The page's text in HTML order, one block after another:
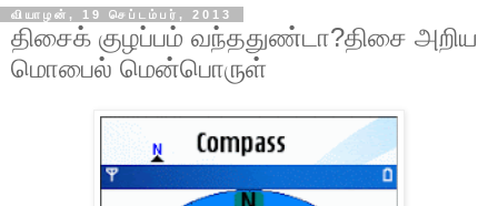
வியாழன், 19 செப்டம்பர், 2013
திசைக் குழப்பம் வந்ததுண்டா?திசை அறிய
மொபைல் மென்பொருள்